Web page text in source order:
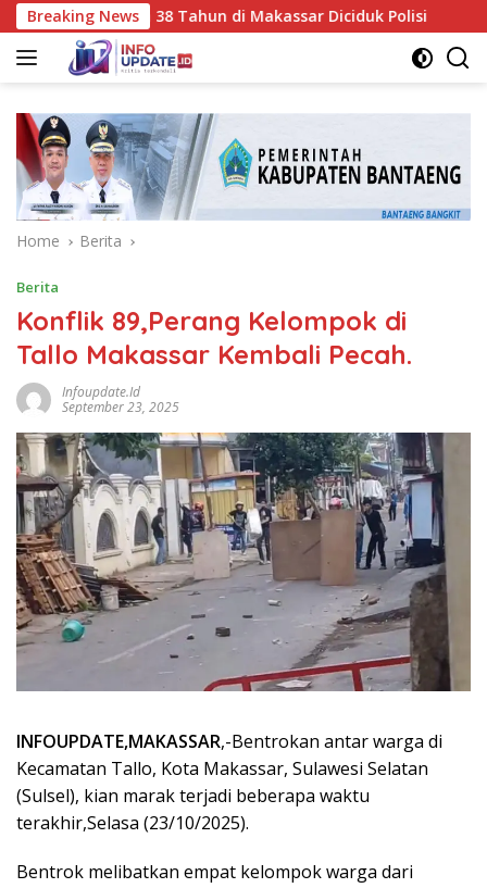
Skip
to
content
Breaking News
BTS, Pria 38 Tahun di Makassar Diciduk Polisi
Home Berita
Berita
Konflik 89,Perang Kelompok di
Tallo Makassar Kembali Pecah.
Infoupdate.id
September 23, 2025
INFOUPDATE,MAKASSAR,-Bentrokan antar warga di
Kecamatan Tallo, Kota Makassar, Sulawesi Selatan
(Sulsel), kian marak terjadi beberapa waktu
terakhir,Selasa (23/10/2025).
Bentrok melibatkan empat kelompok warga dari